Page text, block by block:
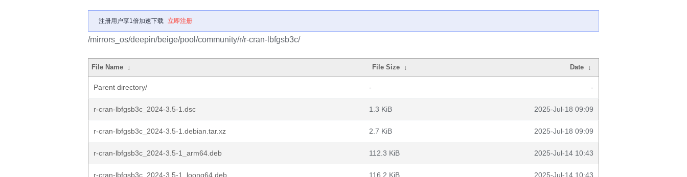
注册用户享1倍加速下载 立即注册
/mirrors_os/deepin/beige/pool/community/r/r-cran-lbfgsb3c/
File Name ↓ File Size ↓ Date ↓
Parent directory/ - -
r-cran-lbfgsb3c_2024-3.5-1.dsc 1.3 KiB 2025-Jul-18 09:09
r-cran-lbfgsb3c_2024-3.5-1.debian.tar.xz 2.7 KiB 2025-Jul-18 09:09
r-cran-lbfgsb3c_2024-3.5-1_arm64.deb 112.3 KiB 2025-Jul-14 10:43
r-cran-lbfgsb3c_2024-3.5-1_loong64.deb 116.2 KiB 2025-Jul-14 10:43